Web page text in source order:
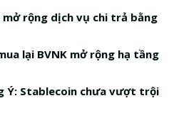
rộng dịch vụ chi trả bằng
lại BVNK mở rộng hạ tầng
Ý: Stablecoin chưa vượt trội